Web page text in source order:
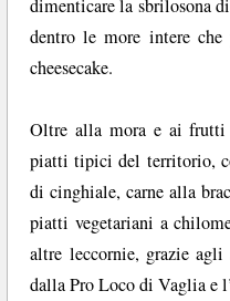
dimenticare la sbrilosona
dentro le more intere
cheesecake.
Oltre alla mora e ai frutti
piatti tipici del territorio,
di cinghiale, carne alla
piatti vegetariani a
altre leccornie, grazie
dalla Pro Loco di Vaglia e